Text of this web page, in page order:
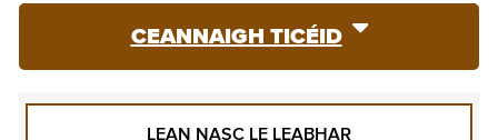
CEANNAIGH TICÉID
LEAN NASC LE LEABHAR